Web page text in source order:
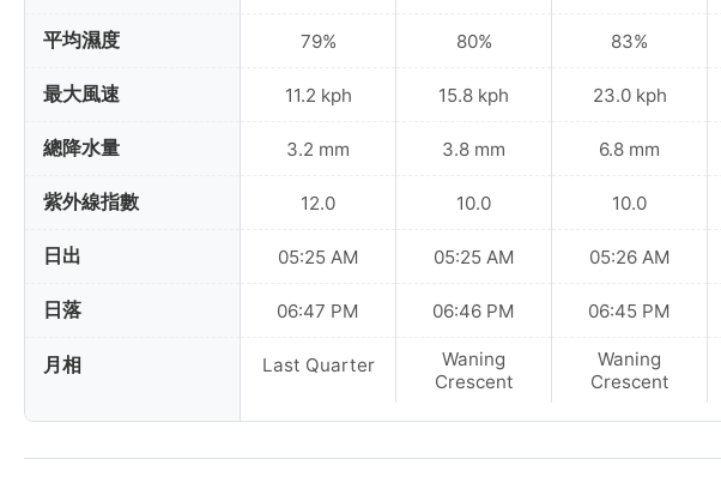
平均濕度
最大風速
總降水量
紫外線指數
日出
日落
月相
79%
11.2 kph
3.2 mm
12.0
05:25 AM
06:47 PM
Last Quarter
80%
15.8 kph
3.8 mm
10.0
05:25 AM
06:46 PM
Waning
Crescent
83%
23.0 kph
6.8 mm
10.0
05:26 AM
06:45 PM
Waning
Crescent